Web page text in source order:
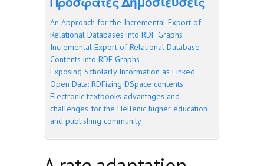
An Approach for the Incremental Export of
Relational Databases into RDF Graphs
Incremental Export of Relational Database
Contents into RDF Graphs
Exposing Scholarly Information as Linked
Open Data: RDFizing DSpace contents
Electronic textbooks advantages and
challenges for the Hellenic higher education
and publishing community